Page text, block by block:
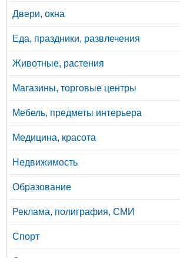
Двери, окна
Еда, праздники, развлечения
Животные, растения
Магазины, торговые центры
Мебель, предметы интерьера
Медицина, красота
Недвижимость
Образование
Реклама, полиграфия, СМИ
Спорт